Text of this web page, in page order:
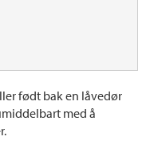
født bak en låvedør
med å